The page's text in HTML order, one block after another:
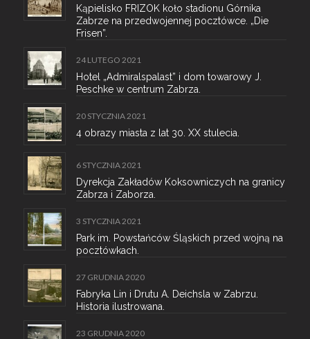
Kąpielisko FRIZOK koło stadionu Górnika
Zabrze na przedwojennej pocztówce. „Die
Frisen”.
24 LUTEGO 2021
Hotel „Admiralspalast” i dom towarowy J.
Peschke w centrum Zabrza.
20 STYCZNIA 2021
4 obrazy miasta z lat 30. XX stulecia.
6 STYCZNIA 2021
Dyrekcja Zakładów Koksowniczych na granicy
Zabrza i Zaborza.
3 STYCZNIA 2021
Park im. Powstańców Śląskich przed wojną na
pocztówkach.
27 GRUDNIA 2020
Fabryka Lin i Drutu A. Deichsla w Zabrzu.
Historia ilustrowana.
23 GRUDNIA 2020